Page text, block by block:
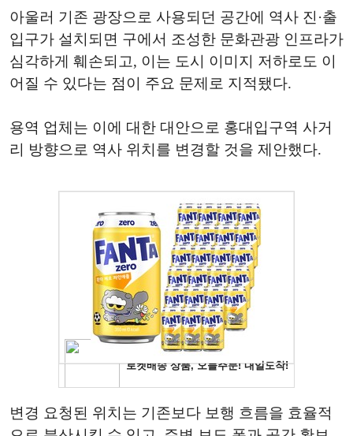
아울러 기존 광장으로 사용되던 공간에 역사 진·출
입구가 설치되면 구에서 조성한 문화관광 인프라가
심각하게 훼손되고, 이는 도시 이미지 저하로도 이
어질 수 있다는 점이 주요 문제로 지적됐다.
용역 업체는 이에 대한 대안으로 홍대입구역 사거
리 방향으로 역사 위치를 변경할 것을 제안했다.
변경 요청된 위치는 기존보다 보행 흐름을 효율적